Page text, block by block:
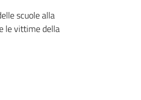
scuole alla
le vittime della